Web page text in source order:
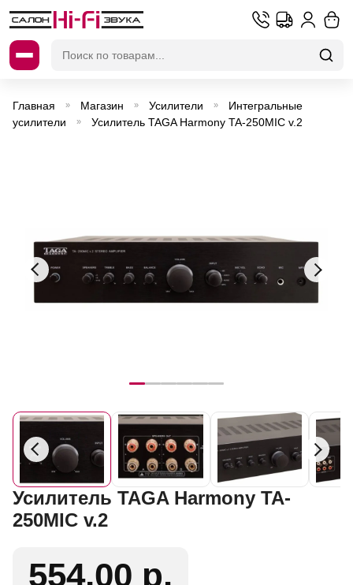
Главная » Магазин » Усилители »
Интегральные
усилители
» Усилитель TAGA Harmony TA-250MIC v.2
Усилитель TAGA Harmony TA-
250MIC v.2
554,00 р.